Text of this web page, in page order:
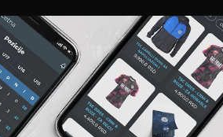
TAGSÁG JEGYEK AKKREDITÁCIÓ KLUB